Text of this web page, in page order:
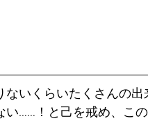
ないくらいたくさんの
い……！と己を戒め、こ